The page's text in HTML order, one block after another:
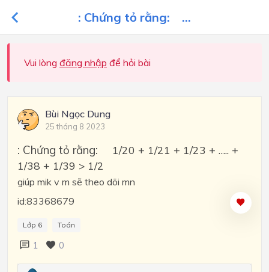
: Chứng tỏ rằng: ...
Vui lòng đăng nhập để hỏi bài
Bùi Ngọc Dung
25 tháng 8 2023
: Chứng tỏ rằng:
1/20 + 1/21 + 1/23 + ….. +
1/38 + 1/39 > 1/2
giúp mik v m sẽ theo dõi mn
id:83368679
Lớp 6 Toán
1 0